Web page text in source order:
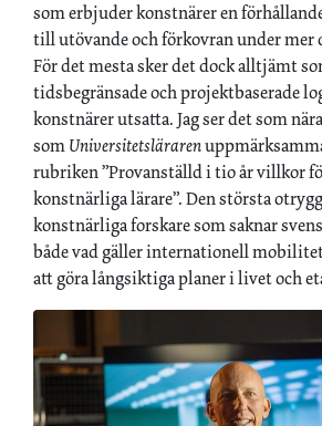
som erbjuder konstnärer en
till utövande och förkovran under mer
För det mesta sker det dock alltjämt
tidsbegränsade och projektbaserade
konstnärer utsatta. Jag ser det som
somUniversitetsläraren
rubriken ”Provanställd i tio år villkor
konstnärliga lärare”. Den största
konstnärliga forskare som saknar
både vad gäller internationell
att göra långsiktiga planer i livet och